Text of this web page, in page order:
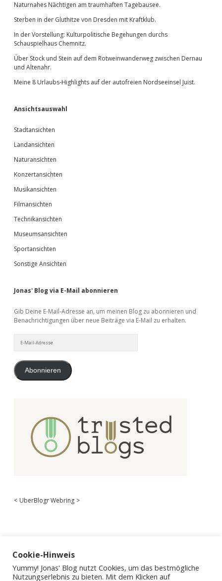
Naturnahes Nächtigen am traumhaften Tagebausee.
Sterben in der Gluthitze von Dresden mit Kraftklub.
In der Vorstellung: Kulturpolitische Begehungen durchs
Schauspielhaus Chemnitz.
Über Stock und Stein auf dem Rotweinwanderweg zwischen Dernau
und Altenahr.
Meine 8 Urlaubs-Highlights auf der autofreien Nordseeinsel Juist.
Ansichtsauswahl
Stadtansichten
Landansichten
Naturansichten
Konzertansichten
Musikansichten
Filmansichten
Technikansichten
Museumsansichten
Sportansichten
Sonstige Ansichten
Jonas' Blog via E-Mail abonnieren
Gib Deine E-Mail-Adresse an, um meinen Blog zu abonnieren und
Benachrichtigungen über neue Beiträge via E-Mail zu erhalten.
Mail-
Abonnieren
< UberBlogr Webring >
Cookie-Hinweis
Yummy! Jonas' Blog nutzt Cookies, um das bestmögliche
Nutzungserlebnis zu bieten. Mit dem Klicken auf